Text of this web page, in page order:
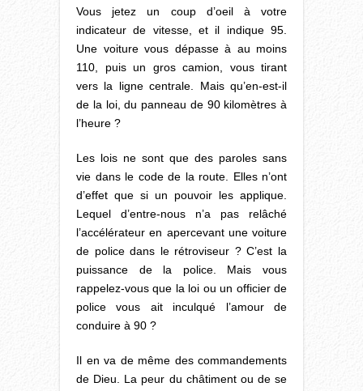
Vous jetez un coup d’oeil à votre
indicateur de vitesse, et il indique 95.
Une voiture vous dépasse à au moins
110, puis un gros camion, vous tirant
vers la ligne centrale. Mais qu’en-est-il
de la loi, du panneau de 90 kilomètres à
l’heure ?
Les lois ne sont que des paroles sans
vie dans le code de la route. Elles n’ont
d’effet que si un pouvoir les applique.
Lequel d’entre-nous n’a pas relâché
l’accélérateur en apercevant une voiture
de police dans le rétroviseur ? C’est la
puissance de la police. Mais vous
rappelez-vous que la loi ou un officier de
police vous ait inculqué l’amour de
conduire à 90 ?
Il en va de même des commandements
de Dieu. La peur du châtiment ou de se